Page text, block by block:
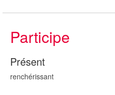
Participe
Présent
renchérissant